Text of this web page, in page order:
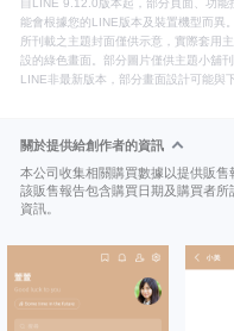
自LINE 9.12.0版本起，部分頁面、功能
能會根據您的LINE版本及裝置機型而異
所刊載之主題封面僅供示意，實際套用
設的綠色畫面。部分圖片僅供主題小舖
LINE非最新版本，部分畫面設計可能與
關於提供給創作者的資訊
本公司收集相關購買數據以提供販售
該販售報告包含購買日期及購買者
資訊。